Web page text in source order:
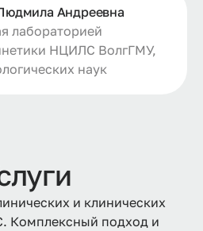
Андреевна
лабораторией
НЦИЛС ВолгГМУ,
наук
и клинических
Комплексный подход и